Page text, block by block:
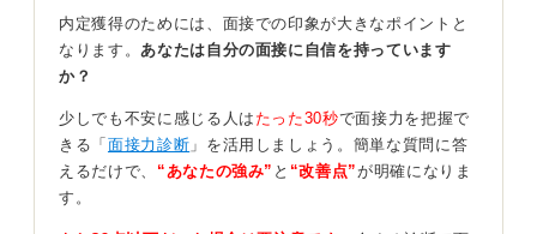
内定獲得のためには、面接での印象が大きなポイントと
なります。 あなたは自分の面接に自信を持っています
か？
少しでも不安に感じる人は たった30秒で面接力を把握で
きる「面接力診断 」を活用しましょう。簡単な質問に答
えるだけで、 “あなたの強み” と “改善点”が明確になりま
す。